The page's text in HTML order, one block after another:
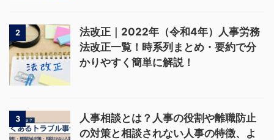
2
法改正｜2022年（令和4年）人事労務
法改正一覧！時系列まとめ・要約で分
かりやすく簡単に解説！
3
人事相談とは？人事の役割や離職防止
の対策と相談されない人事の特徴、よ